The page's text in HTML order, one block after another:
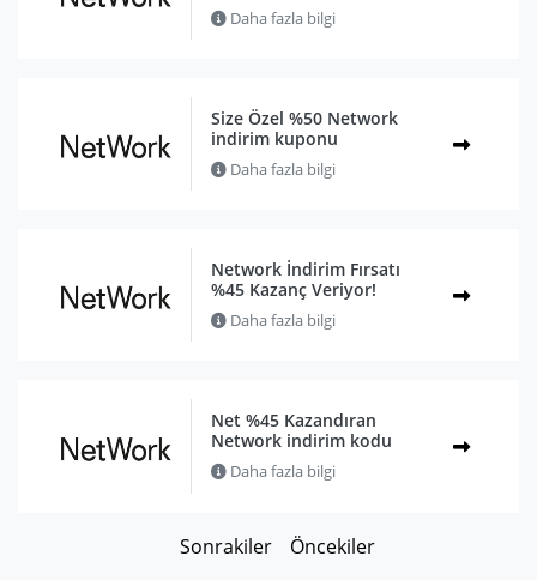
Daha fazla bilgi
Size Özel %50 Network
indirim kuponu
Daha fazla bilgi
Network İndirim Fırsatı
%45 Kazanç Veriyor!
Daha fazla bilgi
Net %45 Kazandıran
Network indirim kodu
Daha fazla bilgi
Sonrakiler Öncekiler